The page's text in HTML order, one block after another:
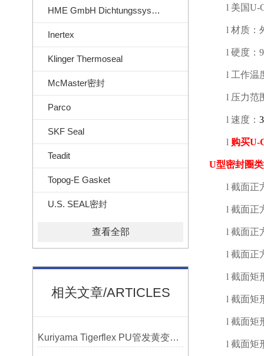
HME GmbH Dichtungssysteme
Inertex
Klinger Thermoseal
McMaster密封
Parco
SKF Seal
Teadit
Topog-E Gasket
U.S. SEAL密封
查看全部
相关文章/ARTICLES
Kuriyama Tigerflex PU管发黄变硬怎么办？
l 美国U-
l 材质：
l 硬度：
l 工作温
l 压力范
l 速度：
l 购买U-
U型密封圈
l 截面正
l 截面正
l 截面正
l 截面正
l 截面矩
l 截面矩
l 截面矩
l 截面矩